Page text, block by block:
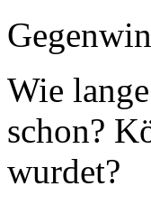
Wie
schon?
wurdet?